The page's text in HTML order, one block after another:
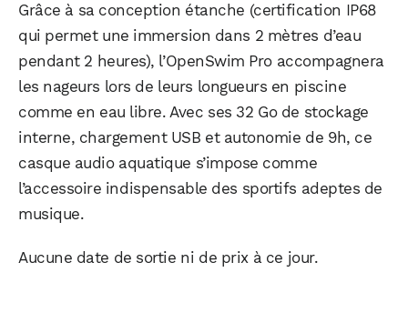
Grâce à sa conception étanche (certification IP68
qui permet une immersion dans 2 mètres d’eau
pendant 2 heures), l’OpenSwim Pro accompagnera
les nageurs lors de leurs longueurs en piscine
comme en eau libre. Avec ses 32 Go de stockage
interne, chargement USB et autonomie de 9h, ce
casque audio aquatique s’impose comme
l’accessoire indispensable des sportifs adeptes de
musique.
Aucune date de sortie ni de prix à ce jour.